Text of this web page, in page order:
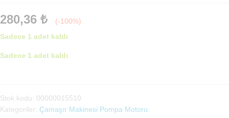
280,36 ₺
(-100%)
Sadece 1 adet kaldı
Sadece 1 adet kaldı
Pompa
Motoru(220V-
Stok kodu: 00000015510
Kategoriler: Çamaşır Makinesi Pompa Motoru